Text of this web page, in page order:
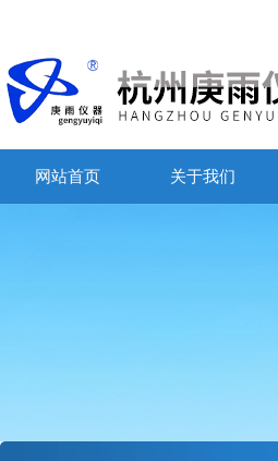
网站首页 关于我们